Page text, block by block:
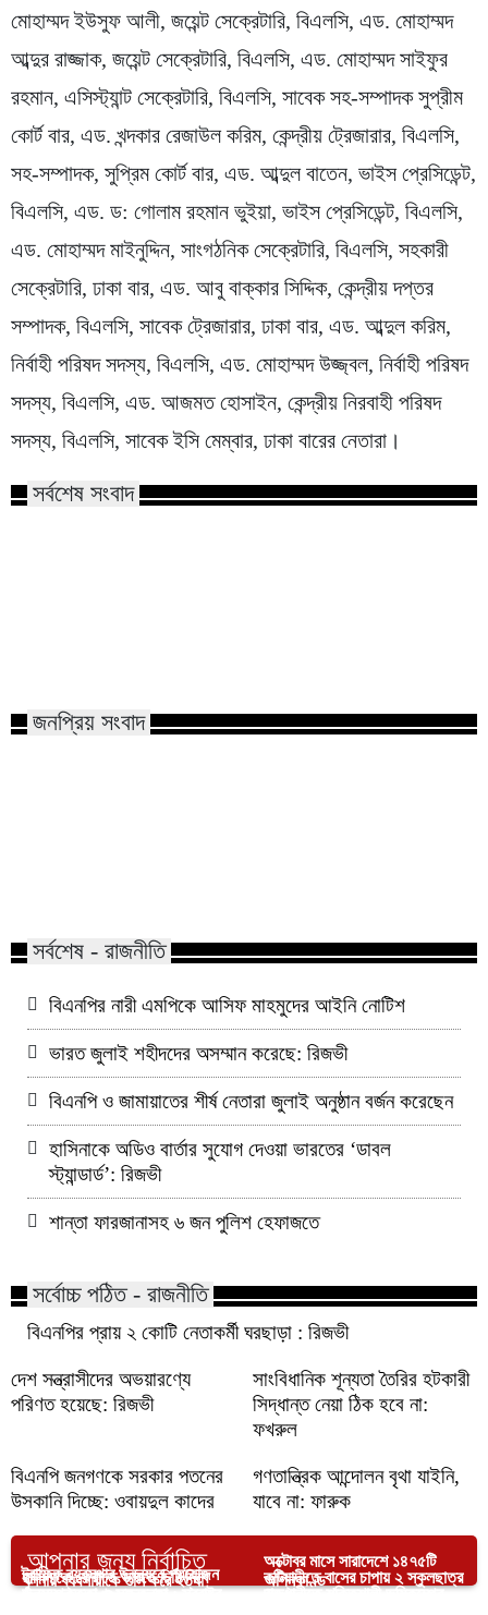
মোহাম্মদ ইউসুফ আলী, জয়েন্ট সেক্রেটারি, বিএলসি, এড. মোহাম্মদ
আব্দুর রাজ্জাক, জয়েন্ট সেক্রেটারি, বিএলসি, এড. মোহাম্মদ সাইফুর
রহমান, এসিস্ট্যান্ট সেক্রেটারি, বিএলসি, সাবেক সহ-সম্পাদক সুপ্রীম
কোর্ট বার, এড. খন্দকার রেজাউল করিম, কেন্দ্রীয় ট্রেজারার, বিএলসি,
সহ-সম্পাদক, সুপ্রিম কোর্ট বার, এড. আব্দুল বাতেন, ভাইস প্রেসিডেন্ট,
বিএলসি, এড. ড: গোলাম রহমান ভুইয়া, ভাইস প্রেসিডেন্ট, বিএলসি,
এড. মোহাম্মদ মাইনুদ্দিন, সাংগঠনিক সেক্রেটারি, বিএলসি, সহকারী
সেক্রেটারি, ঢাকা বার, এড. আবু বাক্কার সিদ্দিক, কেন্দ্রীয় দপ্তর
সম্পাদক, বিএলসি, সাবেক ট্রেজারার, ঢাকা বার, এড. আব্দুল করিম,
নির্বাহী পরিষদ সদস্য, বিএলসি, এড. মোহাম্মদ উজ্জ্বল, নির্বাহী পরিষদ
সদস্য, বিএলসি, এড. আজমত হোসাইন, কেন্দ্রীয় নিরবাহী পরিষদ
সদস্য, বিএলসি, সাবেক ইসি মেম্বার, ঢাকা বারের নেতারা।
সর্বশেষ সংবাদ
জনপ্রিয় সংবাদ
সর্বশেষ - রাজনীতি
বিএনপির নারী এমপিকে আসিফ মাহমুদের আইনি নোটিশ
ভারত জুলাই শহীদদের অসম্মান করেছে: রিজভী
বিএনপি ও জামায়াতের শীর্ষ নেতারা জুলাই অনুষ্ঠান বর্জন করেছেন
হাসিনাকে অডিও বার্তার সুযোগ দেওয়া ভারতের ‘ডাবল
স্ট্যান্ডার্ড’: রিজভী
শান্তা ফারজানাসহ ৬ জন পুলিশ হেফাজতে
সর্বোচ্চ পঠিত - রাজনীতি
বিএনপির প্রায় ২ কোটি নেতাকর্মী ঘরছাড়া : রিজভী
দেশ সন্ত্রাসীদের অভয়ারণ্যে
পরিণত হয়েছে: রিজভী
সাংবিধানিক শূন্যতা তৈরির হটকারী
সিদ্ধান্ত নেয়া ঠিক হবে না:
ফখরুল
বিএনপি জনগণকে সরকার পতনের
উসকানি দিচ্ছে: ওবায়দুল কাদের
গণতান্ত্রিক আন্দোলন বৃথা যাইনি,
যাবে না: ফারুক
আপনার জন্য নির্বাচিত
খুলনায় ব্যবসায়ীকে গুলি করে হত্যা
অক্টোবর মাসে সারাদেশে ১৪৭৫টি
অগ্নিকাণ্ড
হাসিনাকে ফেরাতে ভারতে চিঠি দিবে
কটিয়াদীতে বাসের চাপায় ২ স্কুলছাত্র
ট্রাফিক ব্যবস্থার উন্নয়নে প্রয়োজন
জনসম্পৃক্ততা ও সচেতনতা : স্বরাষ্ট্র
রাজধানীতে শক্তিশালী ভূমিকম্পের